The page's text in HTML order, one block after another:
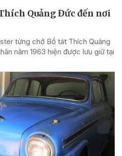
Quảng Đức đến nơi
từng chở Bồ tát Thích Quảng
năm 1963 hiện được lưu giữ tại